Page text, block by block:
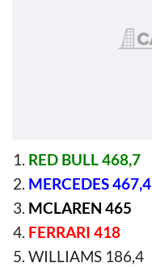
RED BULL 468,7
MERCEDES 467,4
MCLAREN 465
FERRARI 418
WILLIAMS 186,4